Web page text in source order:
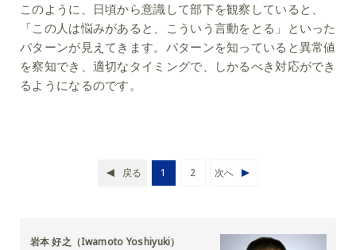
このように、日頃から意識して部下を観察していると、
「この人は悩みがあると、こういう言動をとる」といった
パターンが見えてきます。パターンを知っていると異常値
を察知でき、適切なタイミングで、しかるべき対応ができ
るようになるのです。
戻る 1 2 次へ
岩本 好之（Iwamoto Yoshiyuki）